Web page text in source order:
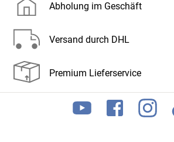
Abholung im Geschäft
Versand durch DHL
Premium Lieferservice